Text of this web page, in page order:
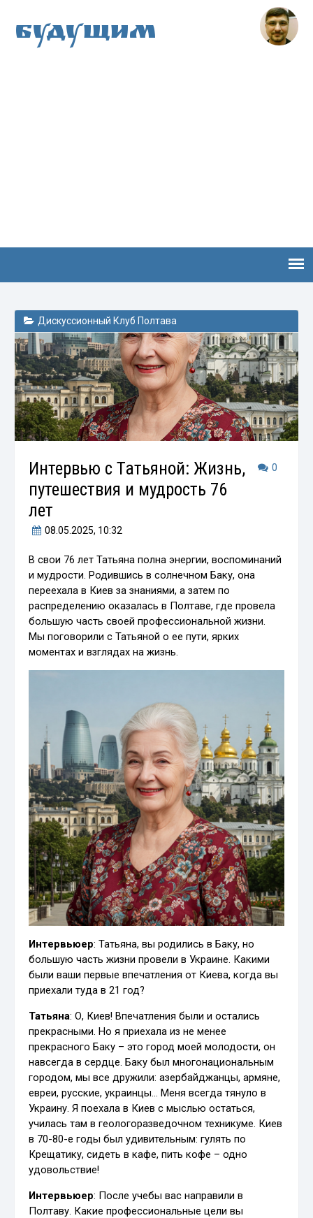
Будущим
Дискуссионный Клуб Полтава
0
Интервью с Татьяной: Жизнь,
путешествия и мудрость 76
лет
08.05.2025, 10:32
В свои 76 лет Татьяна полна энергии, воспоминаний
и мудрости. Родившись в солнечном Баку, она
переехала в Киев за знаниями, а затем по
распределению оказалась в Полтаве, где провела
большую часть своей профессиональной жизни.
Мы поговорили с Татьяной о ее пути, ярких
моментах и взглядах на жизнь.
Интервьюер: Татьяна, вы родились в Баку, но
большую часть жизни провели в Украине. Какими
были ваши первые впечатления от Киева, когда вы
приехали туда в 21 год?
Татьяна: О, Киев! Впечатления были и остались
прекрасными. Но я приехала из не менее
прекрасного Баку – это город моей молодости, он
навсегда в сердце. Баку был многонациональным
городом, мы все дружили: азербайджанцы, армяне,
евреи, русские, украинцы… Меня всегда тянуло в
Украину. Я поехала в Киев с мыслью остаться,
училась там в геологоразведочном техникуме. Киев
в 70-80-е годы был удивительным: гулять по
Крещатику, сидеть в кафе, пить кофе – одно
удовольствие!
Интервьюер: После учебы вас направили в
Полтаву. Какие профессиональные цели вы